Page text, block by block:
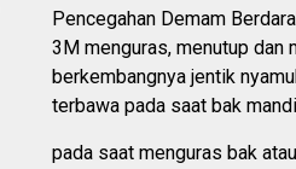
Pencegahan Demam
3M menguras, menutup dan
berkembangnya jentik
terbawa pada saat bak
pada saat menguras bak